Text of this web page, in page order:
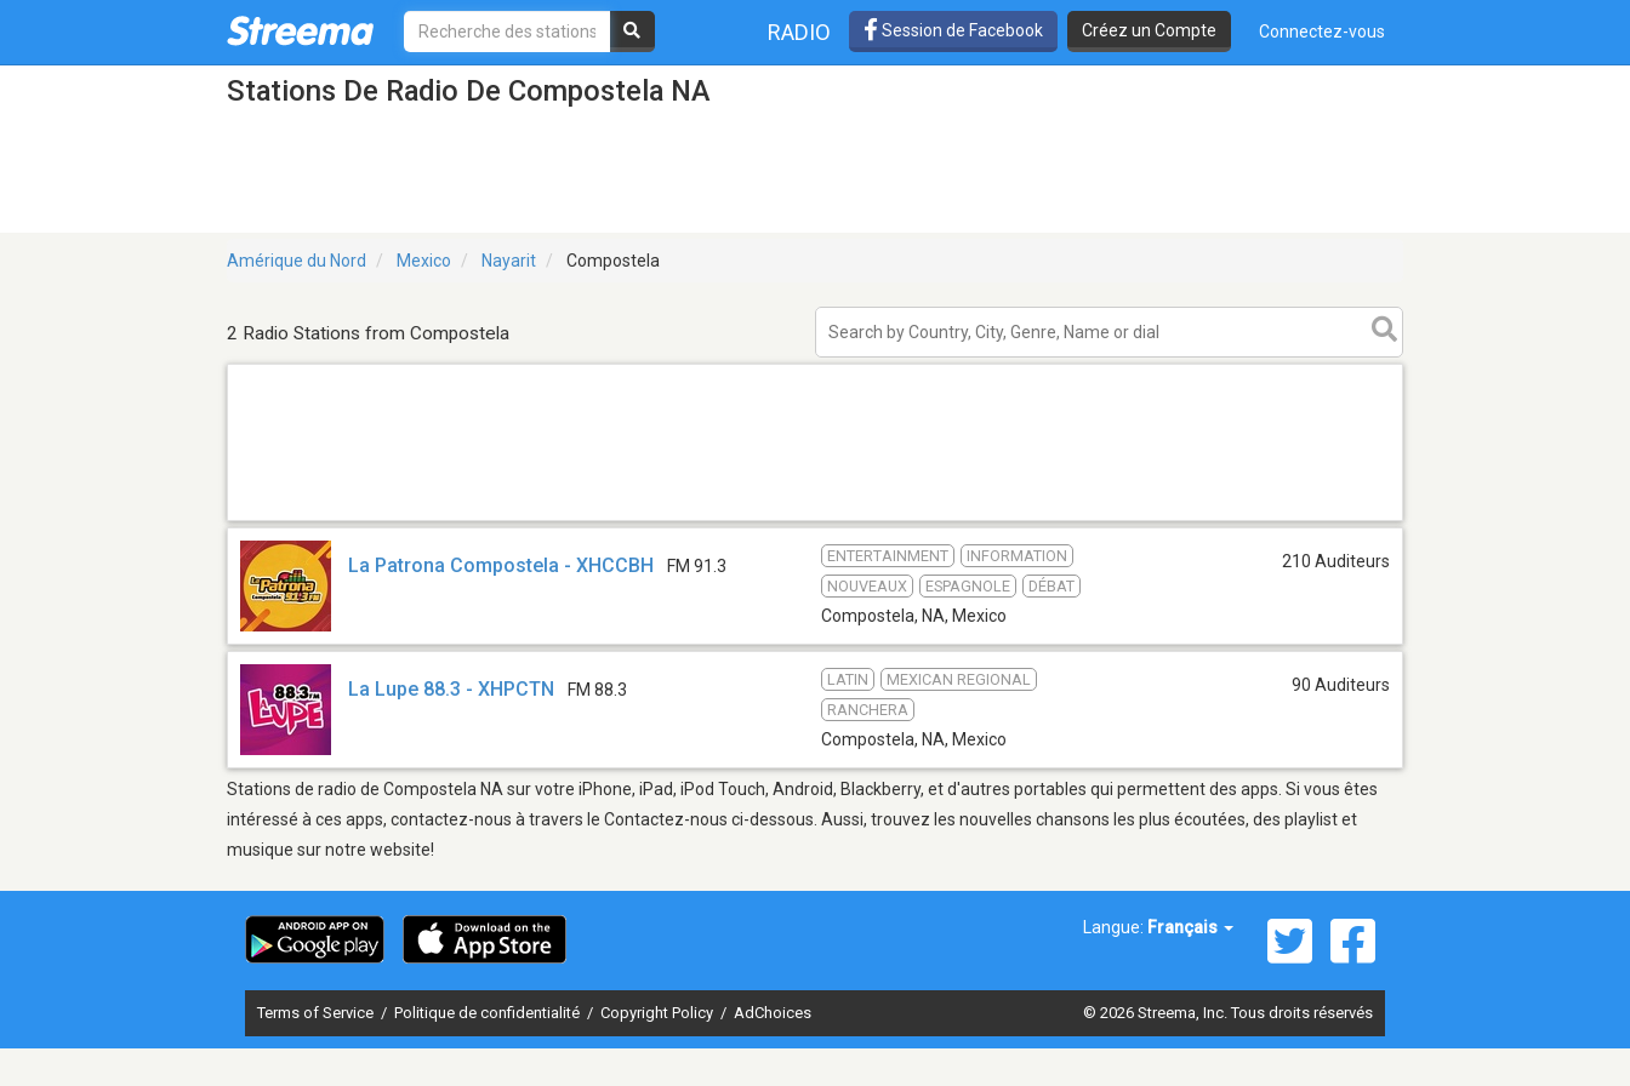
RADIO Session de Facebook Créez un Compte Connectez-vous
Stations De Radio De Compostela NA
Amérique du Nord Mexico Nayarit Compostela
2 Radio Stations from Compostela
La Patrona Compostela - XHCCBH FM 91.3
ENTERTAINMENT
INFORMATION
NOUVEAUX
ESPAGNOLE DÉBAT
Compostela, NA, Mexico
210 Auditeurs
La Lupe 88.3 - XHPCTN FM 88.3
LATIN
MEXICAN REGIONAL
RANCHERA
Compostela, NA, Mexico
90 Auditeurs
Stations de radio de Compostela NA sur votre iPhone, iPad, iPod Touch, Android, Blackberry, et d'autres portables qui permettent des apps. Si vous êtes
intéressé à ces apps, contactez-nous à travers le Contactez-nous ci-dessous. Aussi, trouvez les nouvelles chansons les plus écoutées, des playlist et
musique sur notre website!
Langue: Français
Terms of Service / Politique de confidentialité / Copyright Policy / AdChoices © 2026 Streema, Inc. Tous droits réservés